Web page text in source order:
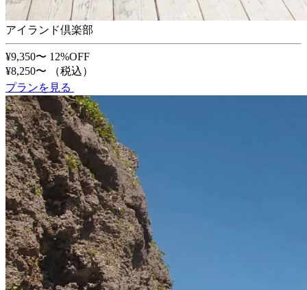
アイランド倶楽部
¥9,350〜 12%OFF
¥8,250〜
（税込）
プランを見る